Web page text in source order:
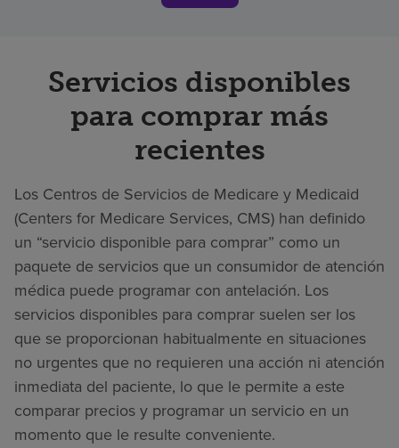
Servicios disponibles
para comprar más
recientes
Los Centros de Servicios de Medicare y Medicaid
(Centers for Medicare Services, CMS) han definido
un “servicio disponible para comprar” como un
paquete de servicios que un consumidor de atención
médica puede programar con antelación. Los
servicios disponibles para comprar suelen ser los
que se proporcionan habitualmente en situaciones
no urgentes que no requieren una acción ni atención
inmediata del paciente, lo que le permite a este
comparar precios y programar un servicio en un
momento que le resulte conveniente.